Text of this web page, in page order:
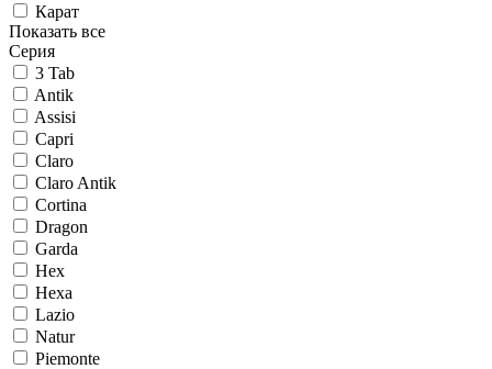
Карат
Показать все
Серия
3 Tab
Antik
Assisi
Capri
Claro
Claro Antik
Cortina
Dragon
Garda
Hex
Hexa
Lazio
Natur
Piemonte